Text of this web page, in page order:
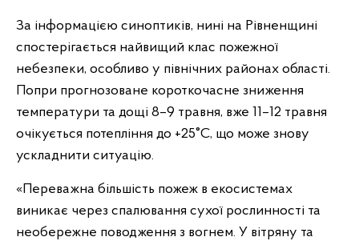
За інформацією синоптиків, нині на Рівненщині
спостерігається найвищий клас пожежної
небезпеки, особливо у північних районах області.
Попри прогнозоване короткочасне зниження
температури та дощі 8–9 травня, вже 11–12 травня
очікується потепління до +25°C, що може знову
ускладнити ситуацію.
«Переважна більшість пожеж в екосистемах
виникає через спалювання сухої рослинності та
необережне поводження з вогнем. У вітряну та